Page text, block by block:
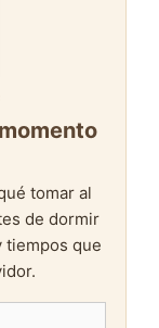
tomar al
de dormir
que